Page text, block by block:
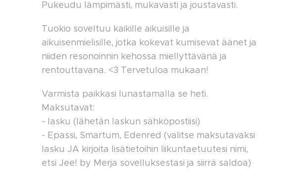
Pukeudu lämpimästi, mukavasti ja joustavasti.
Tuokio soveltuu kaikille aikuisille ja
aikuisenmielisille, jotka kokevat kumisevat äänet ja
niiden resonoinnin kehossa miellyttävänä ja
rentouttavana. <3 Tervetuloa mukaan!
Varmista paikkasi lunastamalla se heti.
Maksutavat:
- lasku (lähetän laskun sähköpostiisi)
- Epassi, Smartum, Edenred (valitse maksutavaksi
lasku JA kirjoita lisätietoihin liikuntaetuutesi nimi,
etsi Jee! by Merja sovelluksestasi ja siirrä saldoa)